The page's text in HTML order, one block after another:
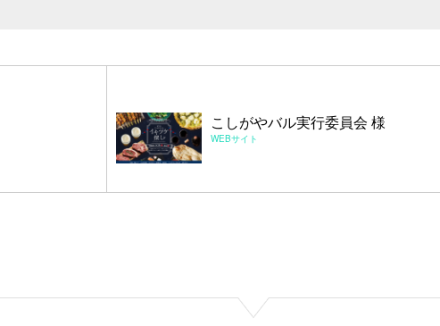
こしがやバル実行委員会 様
WEBサイト